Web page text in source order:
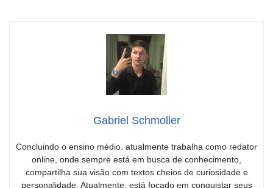
Gabriel Schmoller
Concluindo o ensino médio. atualmente trabalha como redator
online, onde sempre está em busca de conhecimento,
compartilha sua visão com textos cheios de curiosidade e
personalidade. Atualmente, está focado em conquistar seus